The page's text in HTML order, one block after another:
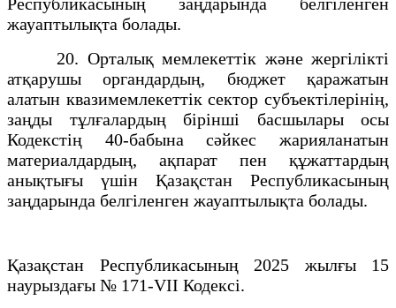
жауаптылықта болады.
20. Орталық мемлекеттік және жергілікті
атқарушы органдардың, бюджет қаражатын
алатын квазимемлекеттік сектор субъектілерінің,
заңды тұлғалардың бірінші басшылары осы
Кодекстің 40-бабына сәйкес жарияланатын
материалдардың, ақпарат пен құжаттардың
анықтығы үшін Қазақстан Республикасының
заңдарында белгіленген жауаптылықта болады.
Қазақстан Республикасының 2025 жылғы 15
наурыздағы № 171-VII Кодексі.